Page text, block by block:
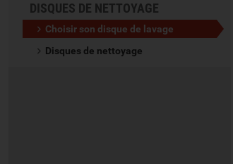
DISQUES DE NETTOYAGE
Choisir son disque de lavage
Disques de nettoyage